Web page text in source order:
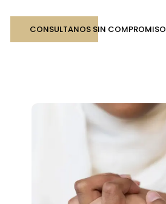
CONSULTANOS SIN COMPROMISO